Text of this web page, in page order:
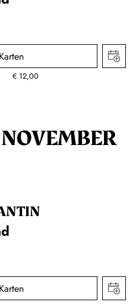
Karten
€ 12,00
NOVEMBER
Karten